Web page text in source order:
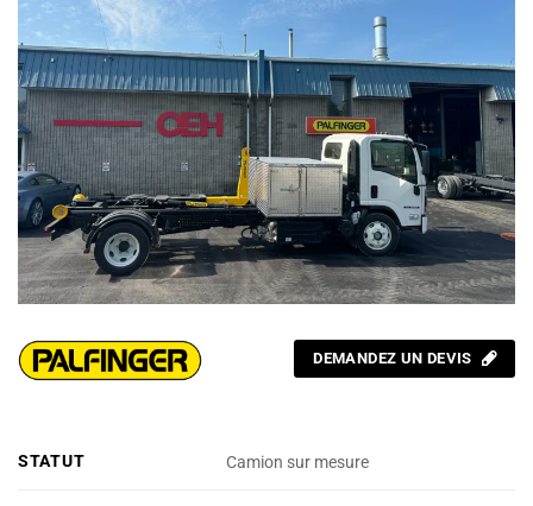
DEMANDEZ UN DEVIS
STATUT Camion sur mesure